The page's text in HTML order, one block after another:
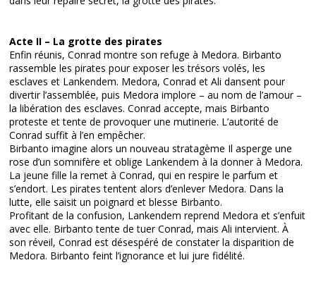
Acte II – La grotte des pirates
Enfin réunis, Conrad montre son refuge à Medora. Birbanto
rassemble les pirates pour exposer les trésors volés, les
esclaves et Lankendem. Medora, Conrad et Ali dansent pour
divertir l’assemblée, puis Medora implore – au nom de l’amour –
la libération des esclaves. Conrad accepte, mais Birbanto
proteste et tente de provoquer une mutinerie. L’autorité de
Conrad suffit à l’en empêcher.
Birbanto imagine alors un nouveau stratagème Il asperge une
rose d’un somnifère et oblige Lankendem à la donner à Medora.
La jeune fille la remet à Conrad, qui en respire le parfum et
s’endort. Les pirates tentent alors d’enlever Medora. Dans la
lutte, elle saisit un poignard et blesse Birbanto.
Profitant de la confusion, Lankendem reprend Medora et s’enfuit
avec elle. Birbanto tente de tuer Conrad, mais Ali intervient. À
son réveil, Conrad est désespéré de constater la disparition de
Medora. Birbanto feint l’ignorance et lui jure fidélité.